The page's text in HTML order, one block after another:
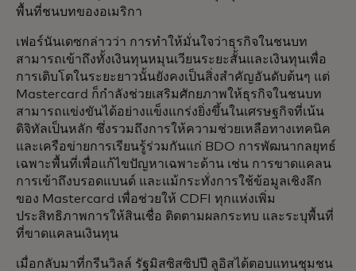
พื้นที่ชนบทของอเมริกา
เฟอร์นันเดซกล่าวว่า การทำให้มั่นใจว่าธุรกิจในชนบท
สามารถเข้าถึงทั้งเงินทุนหมุนเวียนระยะสั้นและเงินทุนเพื่อ
การเติบโตในระยะยาวนั้นยังคงเป็นสิ่งสำคัญอันดับต้นๆ แต่
Mastercard ก็กำลังช่วยเสริมศักยภาพให้ธุรกิจในชนบท
สามารถแข่งขันได้อย่างแข็งแกร่งยิ่งขึ้นในเศรษฐกิจที่เน้น
ดิจิทัลเป็นหลัก ซึ่งรวมถึงการให้ความช่วยเหลือทางเทคนิค
และเครือข่ายการเรียนรู้ร่วมกันแก่ BDO การพัฒนากลยุทธ์
เฉพาะพื้นที่เพื่อแก้ไขปัญหาเฉพาะด้าน เช่น การขาดแคลน
การเข้าถึงบรอดแบนด์ และแม้กระทั่งการใช้ข้อมูลเชิงลึก
ของ Mastercard เพื่อช่วยให้ CDFI ทุกแห่งเพิ่ม
ประสิทธิภาพการให้สินเชื่อ ติดตามผลกระทบ และระบุพื้นที่
ที่ขาดแคลนเงินทุน
เมื่อกลับมาที่กรีนวิลล์ รัฐมิสซิสซิปปี ลูอิสได้ตอบแทนชุมชน